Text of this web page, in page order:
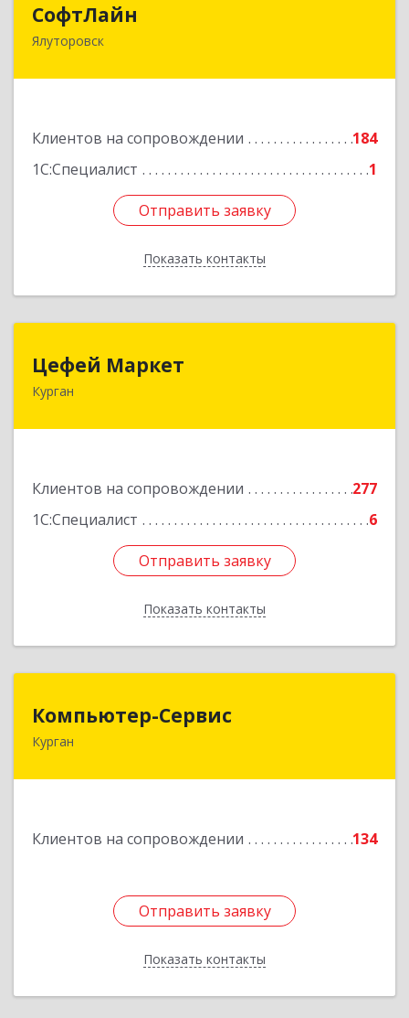
СофтЛайн
Ялуторовск
Клиентов на сопровождении
184
1С:Специалист
1
Отправить заявку
Показать контакты
627010, Тюменская обл, Ялуторовский р-н,
Отправить заявку
Назад
Цефей Маркет
Курган
Клиентов на сопровождении
277
1С:Специалист
6
Отправить заявку
Показать контакты
640002, Курганская обл, Курган г, М.Горького
Отправить заявку
Назад
Компьютер-Сервис
Курган
Клиентов на сопровождении 134
Отправить заявку
Показать контакты
Отправить заявку
Назад